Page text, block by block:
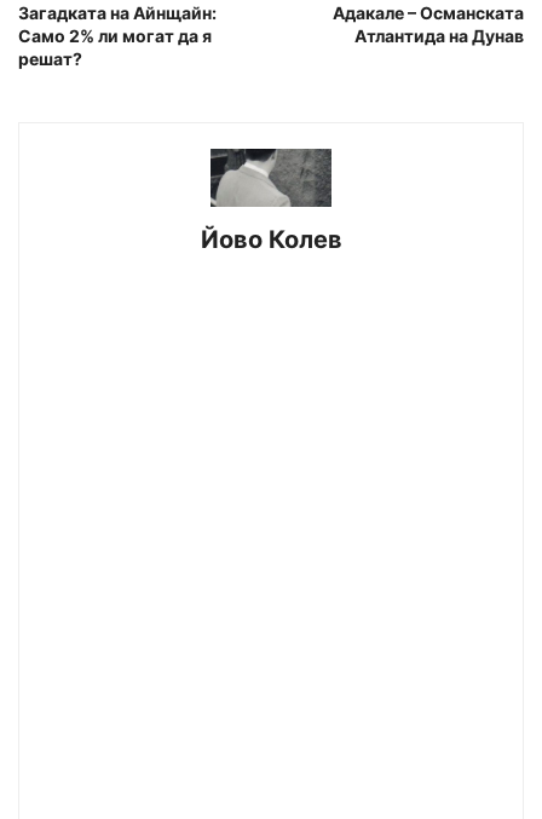
Загадката на Айнщайн:
Само 2% ли могат да я
решат?
Адакале – Османската
Атлантида на Дунав
Йово Колев